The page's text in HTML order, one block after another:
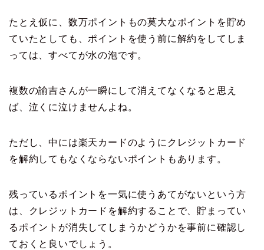
たとえ仮に、数万ポイントもの莫大なポイントを貯め
ていたとしても、ポイントを使う前に解約をしてしま
っては、すべてが水の泡です。
複数の諭吉さんが一瞬にして消えてなくなると思え
ば、泣くに泣けませんよね。
ただし、中には楽天カードのようにクレジットカード
を解約してもなくならないポイントもあります。
残っているポイントを一気に使うあてがないという方
は、クレジットカードを解約することで、貯まってい
るポイントが消失してしまうかどうかを事前に確認し
ておくと良いでしょう。